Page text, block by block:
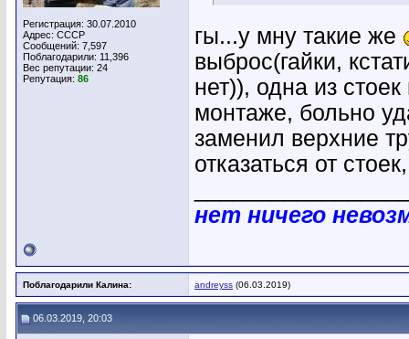
Регистрация: 30.07.2010
Адрес: СССР
Сообщений: 7,597
Поблагодарили: 11,396
Вес репутации: 24
Репутация: 86
гы...у мну такие же
выброс(гайки,
нет)), одна из
монтаже, больно
заменил верхние
отказаться от
нет ничего
Поблагодарили Калина: andreyss (06.03.2019)
06.03.2019, 20:03